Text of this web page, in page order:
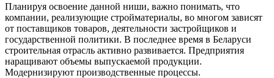
Планируя освоение данной ниши, важно понимать, что
компании, реализующие стройматериалы, во многом зависят
от поставщиков товаров, деятельности застройщиков и
государственной политики. В последнее время в Беларуси
строительная отрасль активно развивается. Предприятия
наращивают объемы выпускаемой продукции.
Модернизируют производственные процессы.